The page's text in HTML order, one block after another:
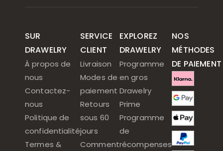
SUR
DRAWELRY
À propos de
nous
Contactez-
nous
Politique de
confidentialité
Termes &
SERVICE
CLIENT
Livraison
Modes de
paiement
Retours
sous 60
jours
Comment
EXPLOREZ
DRAWELRY
Programme
en gros
Drawelry
Prime
Programme
de
récompenses
NOS
MÉTHODES
DE PAIEMENT